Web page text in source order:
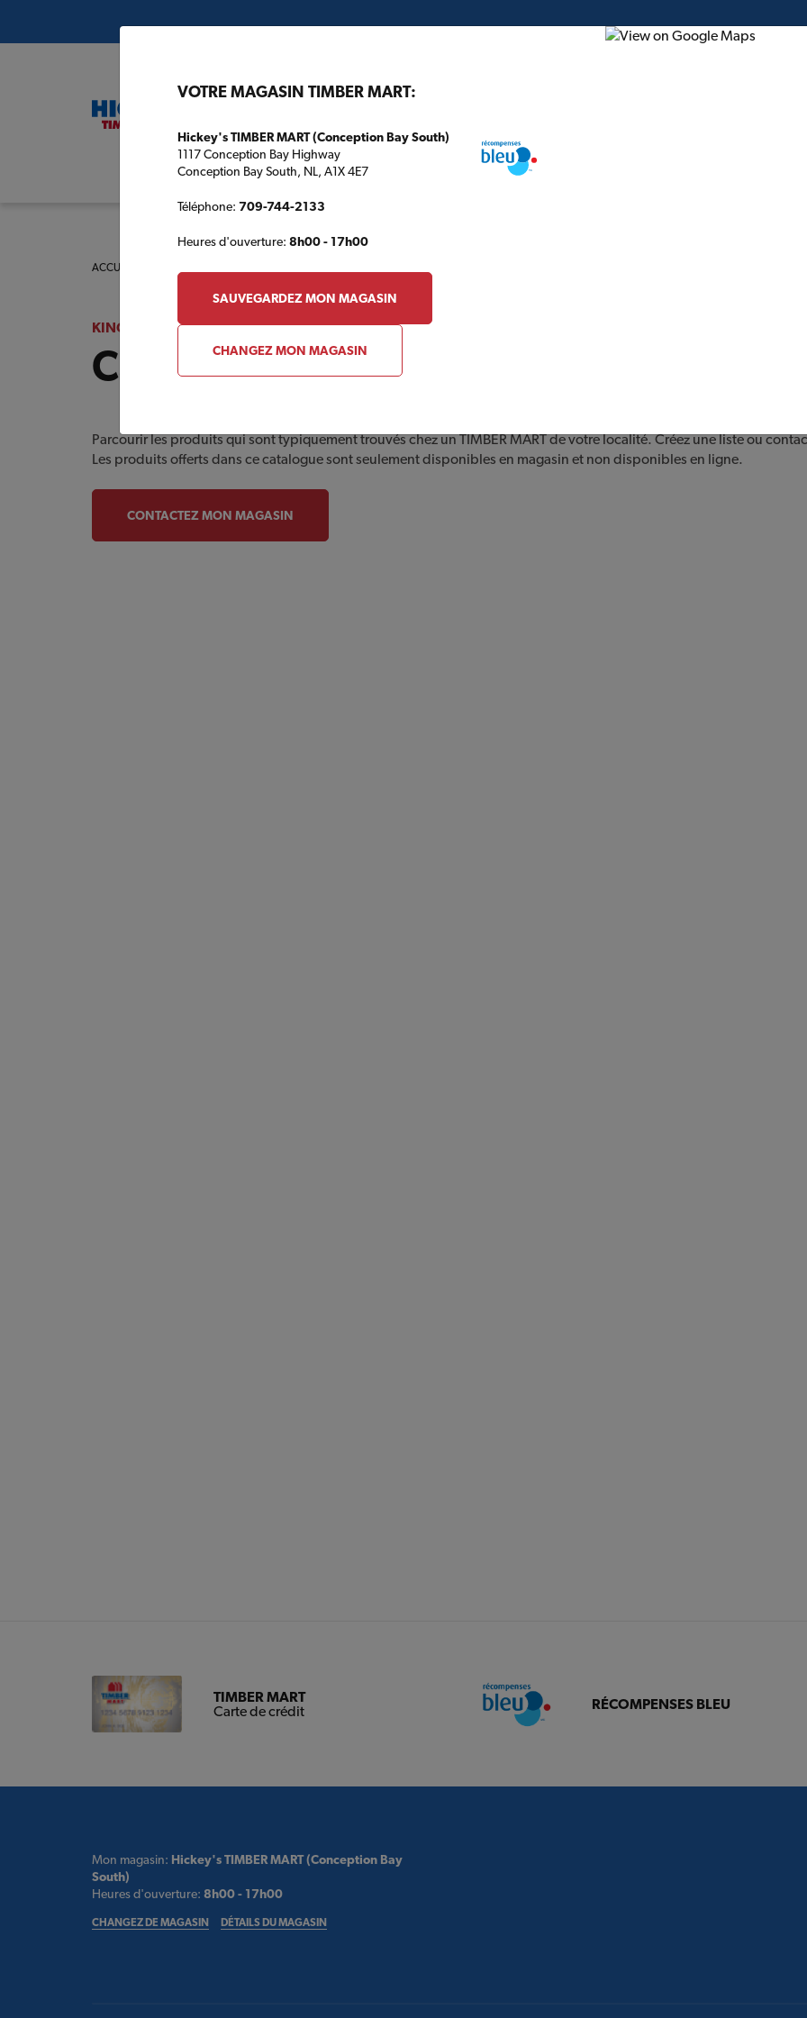
Plans de construction
ACCUEIL
KINGDON TIMBER MART (HARCOURT)
Catalogue des produits
Parcourir les produits qui sont typiquement trouvés chez un TIMBER MART de votre localité. Créez une liste ou
Les produits offerts dans ce catalogue sont seulement disponibles en magasin et non disponibles en ligne.
CONTACTEZ MON MAGASIN
VOTRE MAGASIN TIMBER MART:
Hickey's TIMBER MART (Conception Bay South)
1117 Conception Bay Highway
Conception Bay South, NL, A1X 4E7
Téléphone: 709-744-2133
Heures d'ouverture: 8h00 - 17h00
SAUVEGARDEZ MON MAGASIN
CHANGEZ MON MAGASIN
TIMBER MART
Carte de crédit
RÉCOMPENSES BLEU
Mon magasin: Hickey's TIMBER MART (Conception Bay
South)
Heures d'ouverture: 8h00 - 17h00
CHANGEZ DE MAGASIN DÉTAILS DU MAGASIN